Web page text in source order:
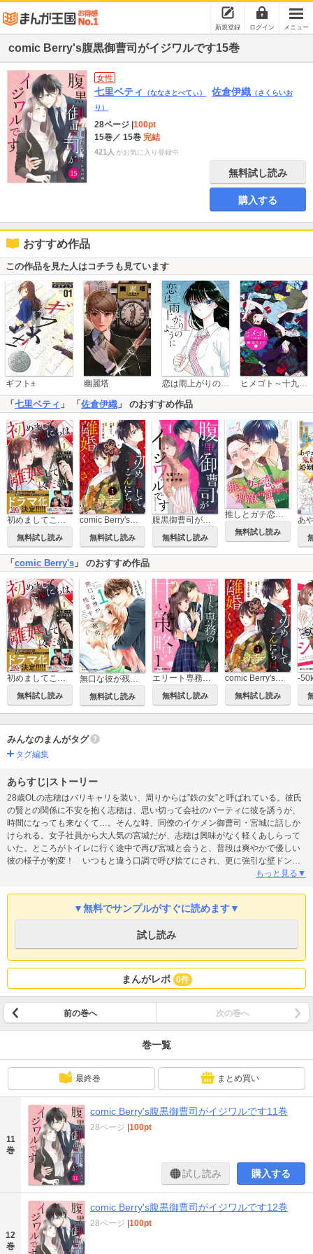
新規登録 ログイン メニュー
comic Berry's腹黒御曹司がイジワルです15巻
女性
七里ベティ （ななさとべてぃ） 佐倉伊織 （さくらいお
り）
28ページ 100pt
15巻／ 15巻 完結
421人 がお気に入り登録中
無料試し読み
購入する
おすすめ作品
この作品を見た人はコチラも見ています
ギフト± 幽麗塔 恋は雨上がりのように ヒメゴト～十九歳の制服～
「 七里ベティ 」 「 佐倉伊織 」 のおすすめ作品
無料試し読み 無料試し読み 無料試し読み
無料試し読み
「 comic Berry's 」 のおすすめ作品
初めましてこんにちは、離婚してください
無料試し読み
無口な彼が残業する理由
無料試し読み
エリート専務の甘い策略
無料試し読み
comic Berry's初めましてこんにちは、離婚してください
無料試し読み
みんなのまんがタグ
タグ編集
あらすじ|ストーリー
28歳OLの志穂はバリキャリを装い、周りからは”鉄の女”と呼ばれている。彼氏
の賢との関係に不安を抱く志穂は、思い切って会社のパーティに彼を誘うが、
時間になっても来なくて…。そんな時、同僚のイケメン御曹司・宮城に話しか
けられる。女子社員から大人気の宮城だが、志穂は興味がなく軽くあしらって
いた。ところがトイレに行く途中で再び宮城と会うと、普段は爽やかで優しい
彼の様子が豹変！ いつもと違う口調で呼び捨てにされ、更に強引な壁ドンで
迫られてしまい…!? 腹黒なのに一途でスパダリな御曹司とのオフィスラブ！
もっと見る▼
▼無料でサンプルがすぐに読めます▼
試し読み
まんがレポ 0件
前の巻へ 次の巻へ
巻一覧
最終巻 まとめ買い
11
巻
comic Berry's腹黒御曹司がイジワルです11巻
28ページ 100pt
試し読み 購入する
12
巻
comic Berry's腹黒御曹司がイジワルです12巻
28ページ 100pt